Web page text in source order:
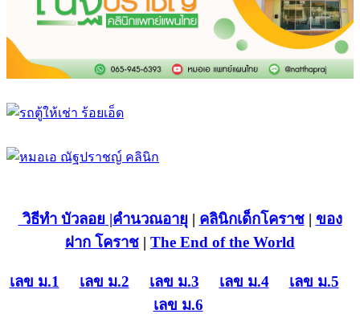
วิธีทำ บัวลอย |คำนวณอายุ | คลินิกเด็กโคราช| ของ
ฝาก โคราช | The End of the World
เลข ม.1 เลข ม.2 เลข ม.3 เลข ม.4
เลข ม.5
เลข ม.6